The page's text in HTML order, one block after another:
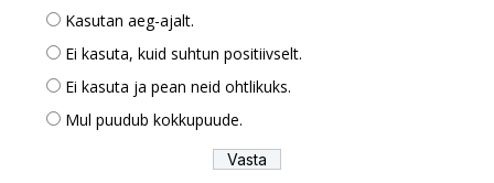
Kasutan aeg-ajalt.
Ei kasuta, kuid suhtun positiivselt.
Ei kasuta ja pean neid ohtlikuks.
Mul puudub kokkupuude.